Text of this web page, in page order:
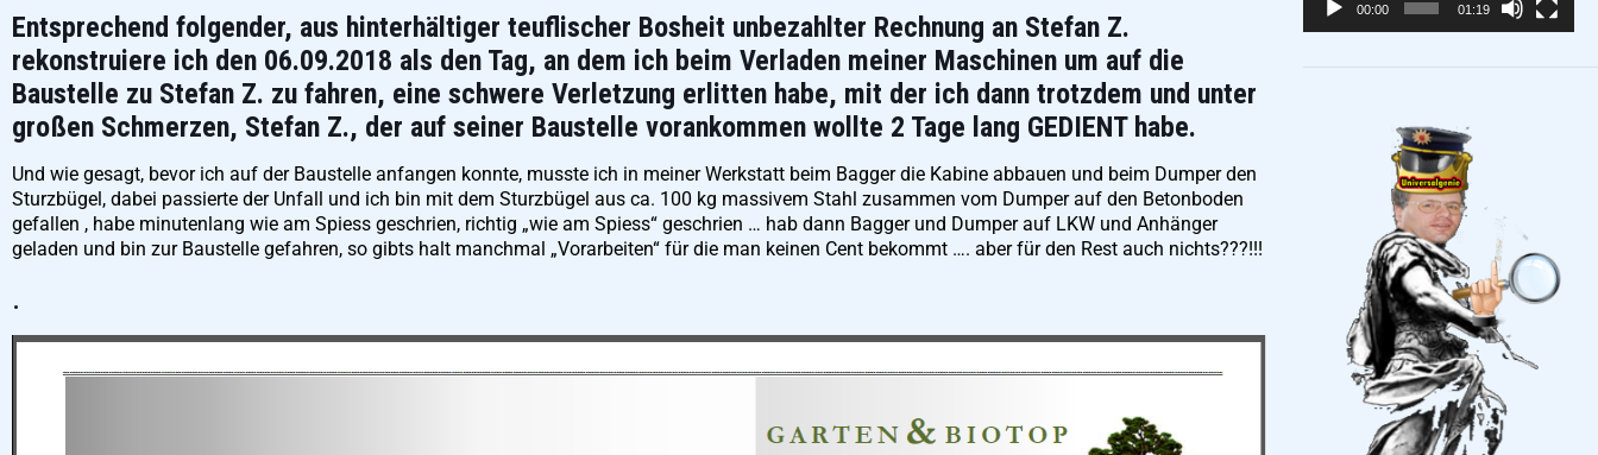
Entsprechend folgender, aus hinterhältiger teuflischer Bosheit unbezahlter Rechnung an Stefan Z.
rekonstruiere ich den 06.09.2018 als den Tag, an dem ich beim Verladen meiner Maschinen um auf die
Baustelle zu Stefan Z. zu fahren, eine schwere Verletzung erlitten habe, mit der ich dann trotzdem und unter
großen Schmerzen, Stefan Z., der auf seiner Baustelle vorankommen wollte 2 Tage lang GEDIENT habe.
Und wie gesagt, bevor ich auf der Baustelle anfangen konnte, musste ich in meiner Werkstatt beim Bagger die Kabine abbauen und beim Dumper den
Sturzbügel, dabei passierte der Unfall und ich bin mit dem Sturzbügel aus ca. 100 kg massivem Stahl zusammen vom Dumper auf den Betonboden
gefallen , habe minutenlang wie am Spiess geschrien, richtig „wie am Spiess“ geschrien … hab dann Bagger und Dumper auf LKW und Anhänger
geladen und bin zur Baustelle gefahren, so gibts halt manchmal „Vorarbeiten“ für die man keinen Cent bekommt …. aber für den Rest auch nichts???!!!
.
00:00 01:19